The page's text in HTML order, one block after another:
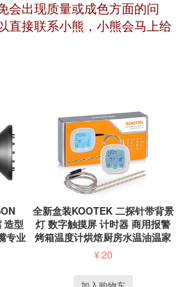
会出现质量或成色方面的问
直接联系小熊，小熊会马上给
造型
专业
全新盒装KOOTEK 二探针带背景
灯 数字触摸屏 计时器 商用报警
烤箱温度计烘焙厨房水温油温家
用电子...
¥20